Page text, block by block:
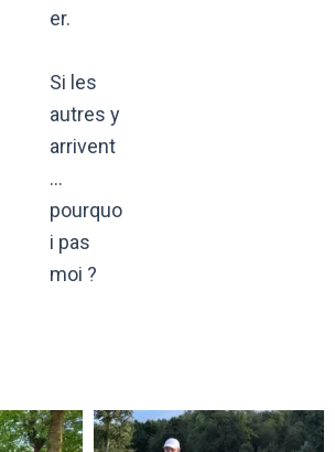
er.
Si les
autres y
arrivent
…
pourquo
i pas
moi ?